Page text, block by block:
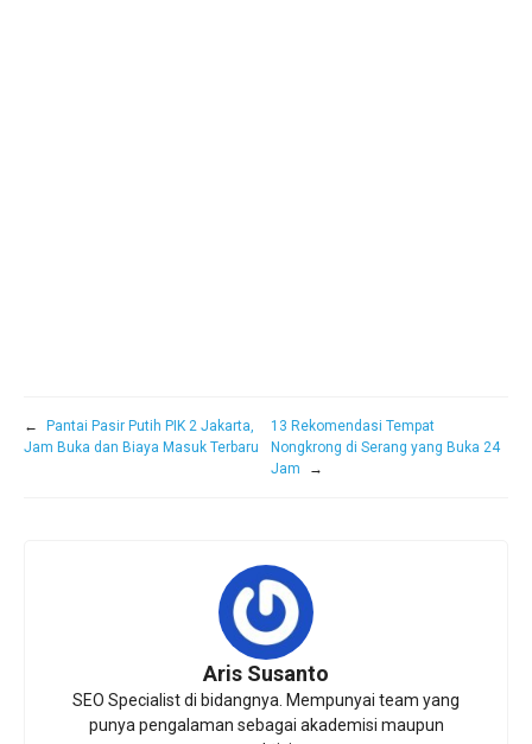
←
Pantai Pasir Putih PIK 2 Jakarta,
Jam Buka dan Biaya Masuk Terbaru
13 Rekomendasi Tempat
Nongkrong di Serang yang Buka 24
Jam
→
Aris Susanto
SEO Specialist di bidangnya. Mempunyai team yang
punya pengalaman sebagai akademisi maupun